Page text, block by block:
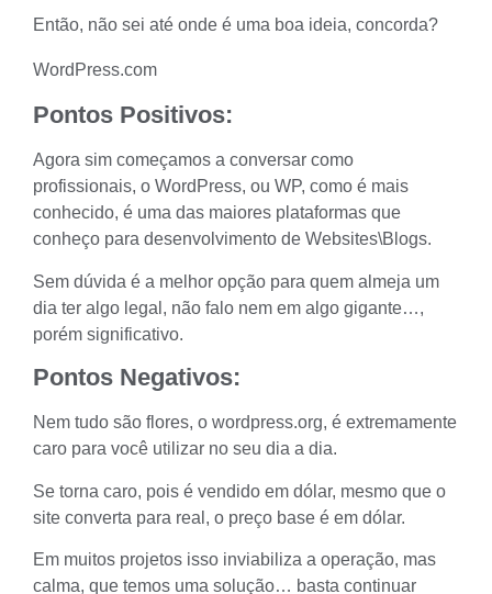
Então, não sei até onde é uma boa ideia, concorda?
WordPress.com
Pontos Positivos:
Agora sim começamos a conversar como
profissionais, o WordPress, ou WP, como é mais
conhecido, é uma das maiores plataformas que
conheço para desenvolvimento de Websites\Blogs.
Sem dúvida é a melhor opção para quem almeja um
dia ter algo legal, não falo nem em algo gigante…,
porém significativo.
Pontos Negativos:
Nem tudo são flores, o wordpress.org, é extremamente
caro para você utilizar no seu dia a dia.
Se torna caro, pois é vendido em dólar, mesmo que o
site converta para real, o preço base é em dólar.
Em muitos projetos isso inviabiliza a operação, mas
calma, que temos uma solução… basta continuar